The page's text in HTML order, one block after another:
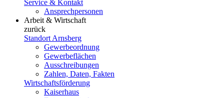
Service & Kontakt
Ansprechpersonen
Arbeit & Wirtschaft
zurück
Standort Arnsberg
Gewerbeordnung
Gewerbeflächen
Ausschreibungen
Zahlen, Daten, Fakten
Wirtschaftsförderung
Kaiserhaus